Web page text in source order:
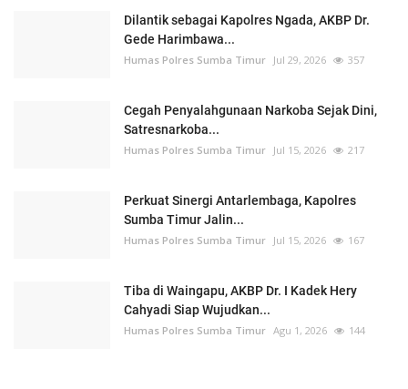
Dilantik sebagai Kapolres Ngada, AKBP Dr.
Gede Harimbawa...
Humas Polres Sumba Timur Jul 29, 2026 357
Cegah Penyalahgunaan Narkoba Sejak Dini,
Satresnarkoba...
Humas Polres Sumba Timur Jul 15, 2026 217
Perkuat Sinergi Antarlembaga, Kapolres
Sumba Timur Jalin...
Humas Polres Sumba Timur Jul 15, 2026 167
Tiba di Waingapu, AKBP Dr. I Kadek Hery
Cahyadi Siap Wujudkan...
Humas Polres Sumba Timur Agu 1, 2026 144